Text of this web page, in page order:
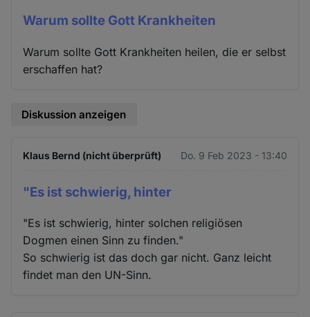
Warum sollte Gott Krankheiten
Warum sollte Gott Krankheiten heilen, die er selbst
erschaffen hat?
Diskussion anzeigen
Klaus Bernd (nicht überprüft) Do. 9 Feb 2023 - 13:40
"Es ist schwierig, hinter
"Es ist schwierig, hinter solchen religiösen
Dogmen einen Sinn zu finden."
So schwierig ist das doch gar nicht. Ganz leicht
findet man den UN-Sinn.